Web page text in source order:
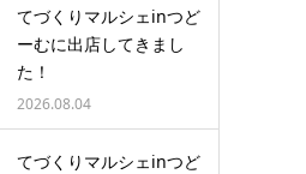
てづくりマルシェinつど
ーむに出店してきまし
た！
2026.08.04
てづくりマルシェinつど